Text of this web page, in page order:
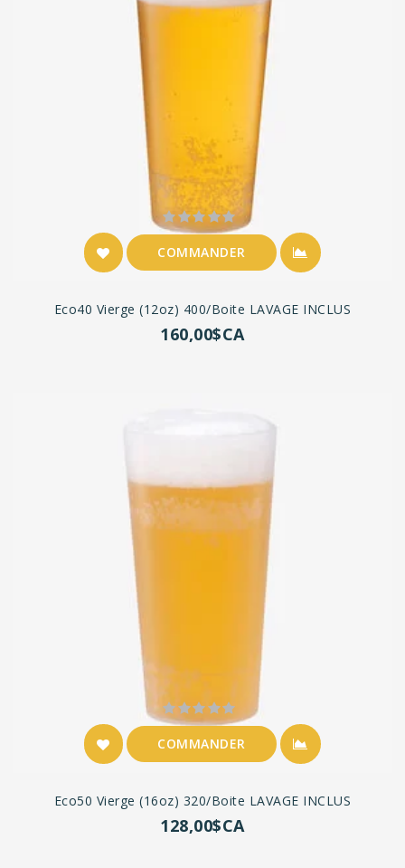
COMMANDER
Eco40 Vierge (12oz) 400/boite LAVAGE INCLUS
160,00$CA
COMMANDER
Eco50 Vierge (16oz) 320/boite LAVAGE INCLUS
128,00$CA